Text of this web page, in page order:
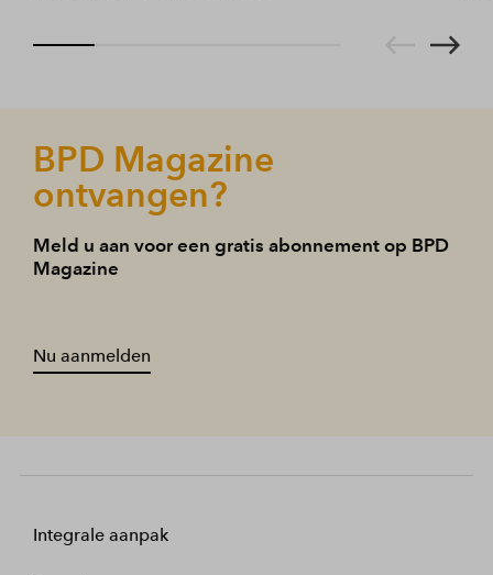
BPD Magazine
ontvangen?
Meld u aan voor een gratis abonnement op BPD
Magazine
Nu aanmelden
Integrale aanpak